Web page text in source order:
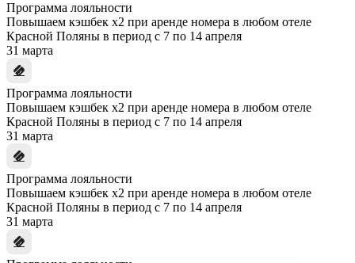
Программа лояльности
Повышаем кэшбек x2 при аренде номера в любом отеле
Красной Поляны в период с 7 по 14 апреля
31 марта
Программа лояльности
Повышаем кэшбек x2 при аренде номера в любом отеле
Красной Поляны в период с 7 по 14 апреля
31 марта
Программа лояльности
Повышаем кэшбек x2 при аренде номера в любом отеле
Красной Поляны в период с 7 по 14 апреля
31 марта